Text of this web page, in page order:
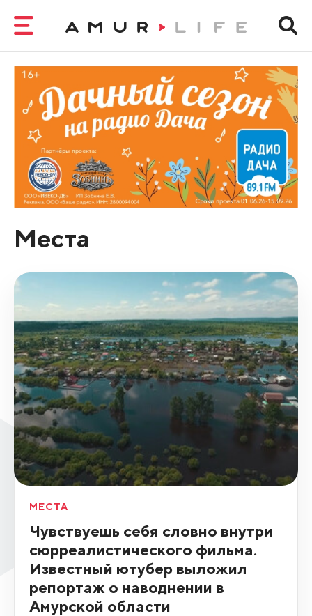
Места
МЕСТА
Чувствуешь себя словно внутри
сюрреалистического фильма.
Известный ютубер выложил
репортаж о наводнении в
Амурской области